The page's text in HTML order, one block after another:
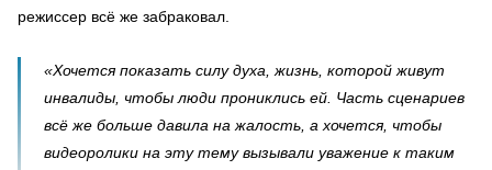
режиссер всё же забраковал.
«Хочется показать силу духа, жизнь, которой живут
инвалиды, чтобы люди прониклись ей. Часть сценариев
всё же больше давила на жалость, а хочется, чтобы
видеоролики на эту тему вызывали уважение к таким